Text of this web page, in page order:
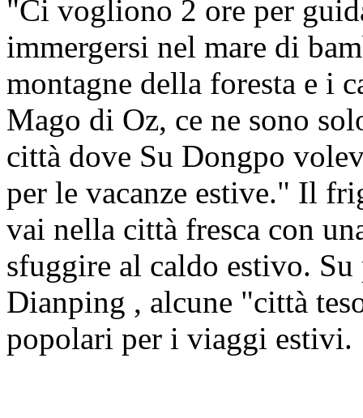
"Ci vogliono 2 ore per
immergersi nel mare di
montagne della foresta e i
Mago di Oz, ce ne sono
città dove Su Dongpo
per le vacanze estive." Il
vai nella città fresca con
sfuggire al caldo estivo.
Dianping , alcune "città
popolari per i viaggi estivi.